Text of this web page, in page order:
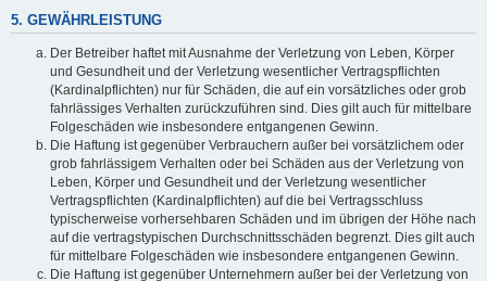
5. GEWÄHRLEISTUNG
Der Betreiber haftet mit Ausnahme der Verletzung von Leben, Körper
und Gesundheit und der Verletzung wesentlicher Vertragspflichten
(Kardinalpflichten) nur für Schäden, die auf ein vorsätzliches oder grob
fahrlässiges Verhalten zurückzuführen sind. Dies gilt auch für mittelbare
Folgeschäden wie insbesondere entgangenen Gewinn.
Die Haftung ist gegenüber Verbrauchern außer bei vorsätzlichem oder
grob fahrlässigem Verhalten oder bei Schäden aus der Verletzung von
Leben, Körper und Gesundheit und der Verletzung wesentlicher
Vertragspflichten (Kardinalpflichten) auf die bei Vertragsschluss
typischerweise vorhersehbaren Schäden und im übrigen der Höhe nach
auf die vertragstypischen Durchschnittsschäden begrenzt. Dies gilt auch
für mittelbare Folgeschäden wie insbesondere entgangenen Gewinn.
Die Haftung ist gegenüber Unternehmern außer bei der Verletzung von